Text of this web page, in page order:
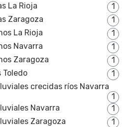
La Rioja
1
Zaragoza
1
La Rioja
1
Navarra
1
Zaragoza
1
1
crecidas ríos Navarra
1
Navarra
1
Zaragoza
1